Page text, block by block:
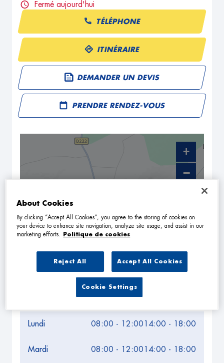
Fermé aujourd'hui
TÉLÉPHONE
ITINÉRAIRE
DEMANDER UN DEVIS
PRENDRE RENDEZ-VOUS
Lundi 08:00 - 12:00 14:00 - 18:00
Mardi 08:00 - 12:00 14:00 - 18:00
+
−
Leaflet
NAVIGUER ITINÉRAIRE
About Cookies
By clicking “Accept All Cookies”, you agree to the storing of cookies on
your device to enhance site navigation, analyze site usage, and assist in our
marketing efforts.
Politique de cookies
Reject All Accept All Cookies
Cookie Settings